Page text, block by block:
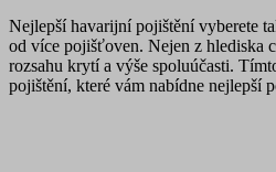
Nejlepší havarijní pojištění vyberete
od více pojišťoven. Nejen z hlediska
rozsahu krytí a výše spoluúčasti.
pojištění, které vám nabídne nejlepší